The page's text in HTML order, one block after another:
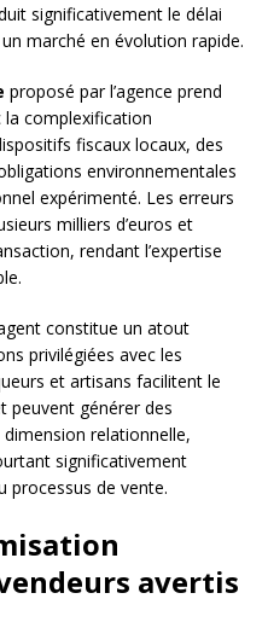
significativement le délai
marché en évolution rapide.
proposé par l’agence prend
complexification
fiscaux locaux, des
environnementales
expérimenté. Les erreurs
milliers d’euros et
rendant l’expertise
constitue un atout
privilégiées avec les
et artisans facilitent le
peuvent générer des
relationnelle,
significativement
processus de vente.
avertis